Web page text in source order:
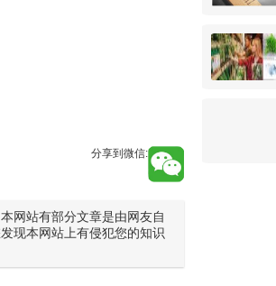
分享到微信:
网站有部分文章是由网友自
现本网站上有侵犯您的知识